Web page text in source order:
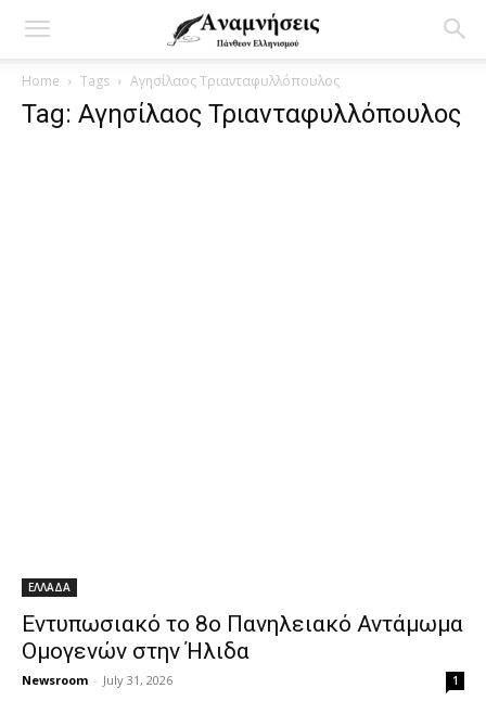
Home Tags Αγησίλαος Τριανταφυλλόπουλος
Tag: Αγησίλαος Τριανταφυλλόπουλος
ΕΛΛΑΔΑ
Εντυπωσιακό το 8ο Πανηλειακό Αντάμωμα
Ομογενών στην Ήλιδα
Newsroom - July 31, 2026 1